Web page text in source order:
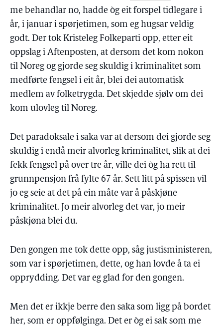
me behandlar no, hadde òg eit forspel tidlegare i
år, i januar i spørjetimen, som eg hugsar veldig
godt. Der tok Kristeleg Folkeparti opp, etter eit
oppslag i Aftenposten, at dersom det kom nokon
til Noreg og gjorde seg skuldig i kriminalitet som
medførte fengsel i eit år, blei dei automatisk
medlem av folketrygda. Det skjedde sjølv om dei
kom ulovleg til Noreg.
Det paradoksale i saka var at dersom dei gjorde seg
skuldig i endå meir alvorleg kriminalitet, slik at dei
fekk fengsel på over tre år, ville dei òg ha rett til
grunnpensjon frå fylte 67 år. Sett litt på spissen vil
jo eg seie at det på ein måte var å påskjøne
kriminalitet. Jo meir alvorleg det var, jo meir
påskjøna blei du.
Den gongen me tok dette opp, såg justisministeren,
som var i spørjetimen, dette, og han lovde å ta ei
opprydding. Det var eg glad for den gongen.
Men det er ikkje berre den saka som ligg på bordet
her, som er oppfølginga. Det er òg ei sak som me